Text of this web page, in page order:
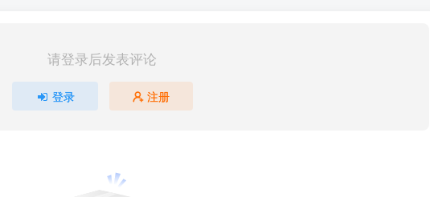
请登录后发表评论
登录 注册